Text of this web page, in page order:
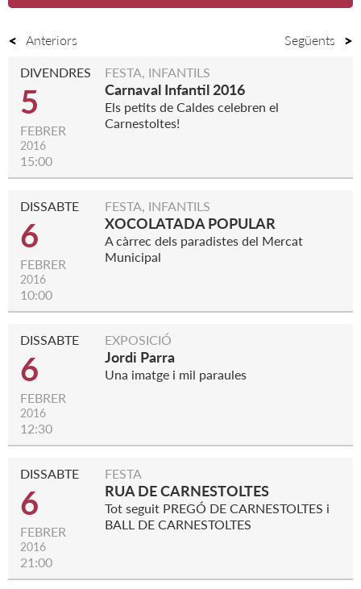
Anteriors Següents
DIVENDRES
5
FEBRER
2016
15:00
FESTA, INFANTILS
Carnaval Infantil 2016
Els petits de Caldes celebren el
Carnestoltes!
DISSABTE
6
FEBRER
2016
10:00
FESTA, INFANTILS
XOCOLATADA POPULAR
A càrrec dels paradistes del Mercat
Municipal
DISSABTE
6
FEBRER
2016
12:30
EXPOSICIÓ
Jordi Parra
Una imatge i mil paraules
DISSABTE
6
FEBRER
2016
21:00
FESTA
RUA DE CARNESTOLTES
Tot seguit PREGÓ DE CARNESTOLTES i
BALL DE CARNESTOLTES